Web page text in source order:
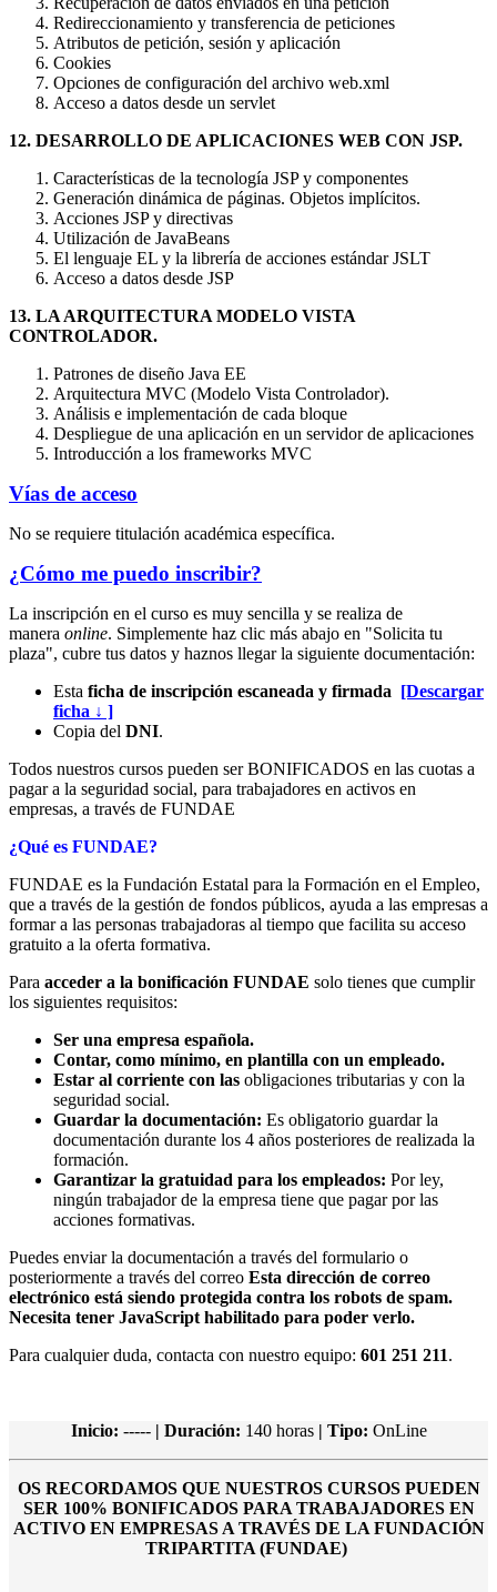
Redireccionamiento y transferencia de peticiones
Atributos de petición, sesión y aplicación
Cookies
Opciones de configuración del archivo web.xml
Acceso a datos desde un servlet
12. DESARROLLO DE APLICACIONES WEB CON JSP.
Características de la tecnología JSP y componentes
Generación dinámica de páginas. Objetos implícitos.
Acciones JSP y directivas
Utilización de JavaBeans
El lenguaje EL y la librería de acciones estándar JSLT
Acceso a datos desde JSP
13. LA ARQUITECTURA MODELO VISTA
CONTROLADOR.
Patrones de diseño Java EE
Arquitectura MVC (Modelo Vista Controlador).
Análisis e implementación de cada bloque
Despliegue de una aplicación en un servidor de aplicaciones
Introducción a los frameworks MVC
Vías de acceso
No se requiere titulación académica específica.
¿Cómo me puedo inscribir?
La inscripción en el curso es muy sencilla y se realiza de
manera online. Simplemente haz clic más abajo en "Solicita tu
plaza", cubre tus datos y haznos llegar la siguiente documentación:
Esta ficha de inscripción escaneada y firmada [Descargar
ficha ↓ ]
Copia del DNI.
Todos nuestros cursos pueden ser BONIFICADOS en las cuotas a
pagar a la seguridad social, para trabajadores en activos en
empresas, a través de FUNDAE
¿Qué es FUNDAE?
FUNDAE es la Fundación Estatal para la Formación en el Empleo,
que a través de la gestión de fondos públicos, ayuda a las empresas a
formar a las personas trabajadoras al tiempo que facilita su acceso
gratuito a la oferta formativa.
Para acceder a la bonificación FUNDAE solo tienes que cumplir
los siguientes requisitos:
Ser una empresa española.
Contar, como mínimo, en plantilla con un empleado.
Estar al corriente con las obligaciones tributarias y con la
seguridad social.
Guardar la documentación: Es obligatorio guardar la
documentación durante los 4 años posteriores de realizada la
formación.
Garantizar la gratuidad para los empleados: Por ley,
ningún trabajador de la empresa tiene que pagar por las
acciones formativas.
Puedes enviar la documentación a través del formulario o
posteriormente a través del correo Esta dirección de correo
electrónico está siendo protegida contra los robots de spam.
Necesita tener JavaScript habilitado para poder verlo.
Para cualquier duda, contacta con nuestro equipo: 601 251 211.
Inicio: ----- | Duración: 140 horas | Tipo: OnLine
OS RECORDAMOS QUE NUESTROS CURSOS PUEDEN
SER 100% BONIFICADOS PARA TRABAJADORES EN
ACTIVO EN EMPRESAS A TRAVÉS DE LA FUNDACIÓN
TRIPARTITA (FUNDAE)